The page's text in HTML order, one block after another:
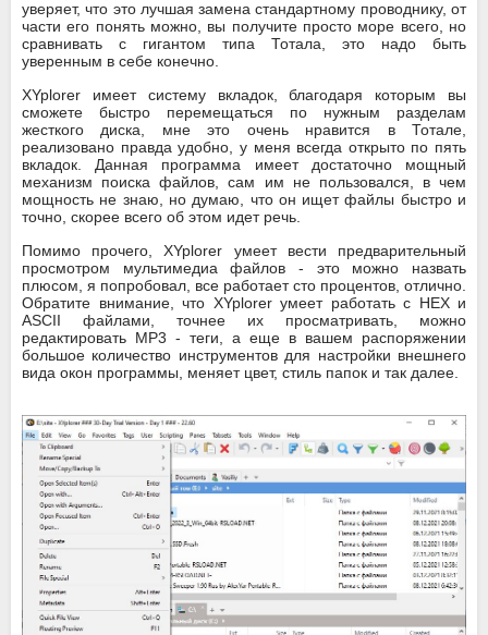
уверяет, что это лучшая замена стандартному проводнику, от
части его понять можно, вы получите просто море всего, но
сравнивать с гигантом типа Тотала, это надо быть
уверенным в себе конечно.
XYplorer имеет систему вкладок, благодаря которым вы
сможете быстро перемещаться по нужным разделам
жесткого диска, мне это очень нравится в Тотале,
реализовано правда удобно, у меня всегда открыто по пять
вкладок. Данная программа имеет достаточно мощный
механизм поиска файлов, сам им не пользовался, в чем
мощность не знаю, но думаю, что он ищет файлы быстро и
точно, скорее всего об этом идет речь.
Помимо прочего, XYplorer умеет вести предварительный
просмотром мультимедиа файлов - это можно назвать
плюсом, я попробовал, все работает сто процентов, отлично.
Обратите внимание, что XYplorer умеет работать с HEX и
ASCII файлами, точнее их просматривать, можно
редактировать MP3 - теги, а еще в вашем распоряжении
большое количество инструментов для настройки внешнего
вида окон программы, меняет цвет, стиль папок и так далее.